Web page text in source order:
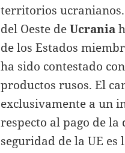
territorios
del Oeste deUcrania
de los Estados
ha sido contestado
productos rusos. El
exclusivamente a un
respecto al pago de
seguridad de la UE